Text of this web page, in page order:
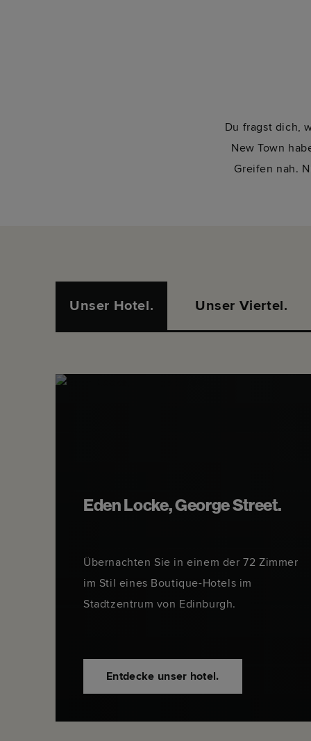
Du fragst dich,
New Town
Greifen nah.
Unser Hotel. Unser Viertel.
Eden Locke, George Street.
Übernachten Sie in einem der 72 Zimmer
im Stil eines Boutique-Hotels im
Stadtzentrum von Edinburgh.
Entdecke unser hotel.